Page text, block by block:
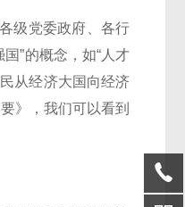
级党委政府、各行
”的概念，如“人才
民从经济大国向经济
》，我们可以看到